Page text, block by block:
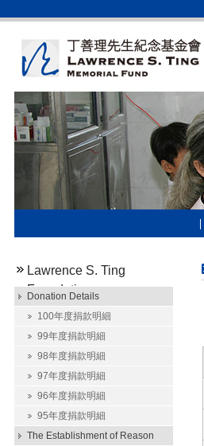
Lawrence S. Ting
Foundation
Donation Details
100年度捐款明細
99年度捐款明細
98年度捐款明細
97年度捐款明細
96年度捐款明細
95年度捐款明細
The Establishment of Reason